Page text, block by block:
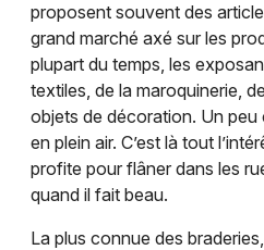
proposent souvent des
grand marché axé sur les
plupart du temps, les
textiles, de la maroquinerie,
objets de décoration. Un peu
en plein air. C’est là tout
profite pour flâner dans les
quand il fait beau.
La plus connue des